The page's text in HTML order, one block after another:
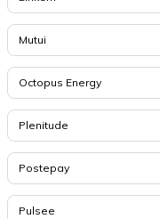
Mutui
Octopus Energy
Plenitude
Postepay
Pulsee